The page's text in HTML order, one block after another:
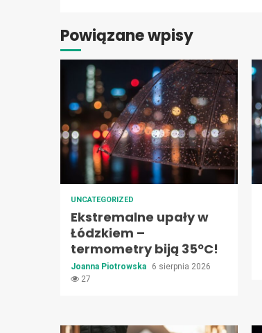
Powiązane wpisy
UNCATEGORIZED
Ekstremalne upały w
Łódzkiem –
termometry biją 35ºC!
Joanna Piotrowska
6 sierpnia 2026
27